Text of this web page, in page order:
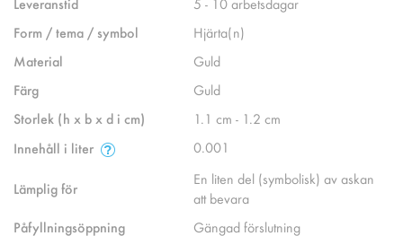
Form / tema / symbol
Hjärta(n)
Material
Guld
Färg
Guld
Storlek (h x b x d i cm)
1.1 cm - 1.2 cm
Innehåll i liter
0.001
Lämplig för
En liten del (symbolisk) av askan
att bevara
Påfyllningsöppning
Gängad förslutning